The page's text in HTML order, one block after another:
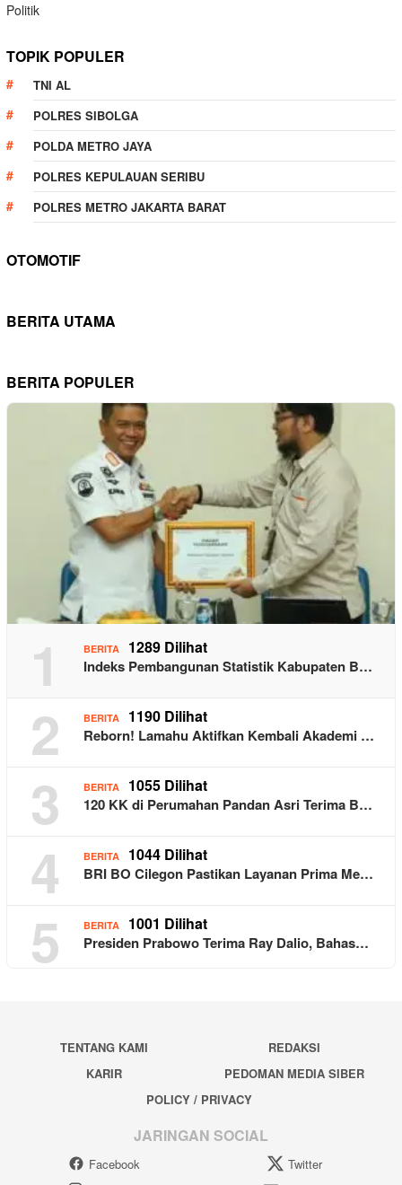
Politik
TOPIK POPULER
TNI AL
POLRES SIBOLGA
POLDA METRO JAYA
POLRES KEPULAUAN SERIBU
POLRES METRO JAKARTA BARAT
OTOMOTIF
BERITA UTAMA
BERITA POPULER
1 BERITA 1289 Dilihat
Indeks Pembangunan Statistik Kabupaten B…
2 BERITA 1190 Dilihat
Reborn! Lamahu Aktifkan Kembali Akademi …
3 BERITA 1055 Dilihat
120 KK di Perumahan Pandan Asri Terima B…
4 BERITA 1044 Dilihat
BRI BO Cilegon Pastikan Layanan Prima Me…
5 BERITA 1001 Dilihat
Presiden Prabowo Terima Ray Dalio, Bahas…
TENTANG KAMI
REDAKSI
KARIR
PEDOMAN MEDIA SIBER
POLICY / PRIVACY
JARINGAN SOCIAL
Facebook
Twitter